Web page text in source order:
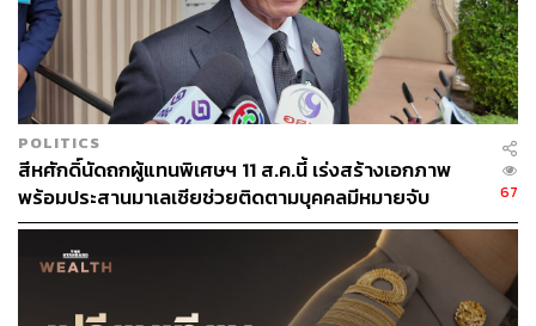
Content Creator กองบรรณาธิการข่าว THE
STANDARD
POLITICS
สีหศักดิ์นัดถกผู้แทนพิเศษฯ 11 ส.ค.นี้ เร่งสร้างเอกภาพ
พร้อมประสานมาเลเซียช่วยติดตามบุคคลมีหมายจับ
67